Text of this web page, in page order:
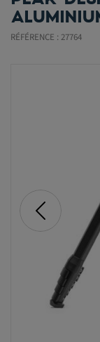
RÉFÉRENCE : 27764